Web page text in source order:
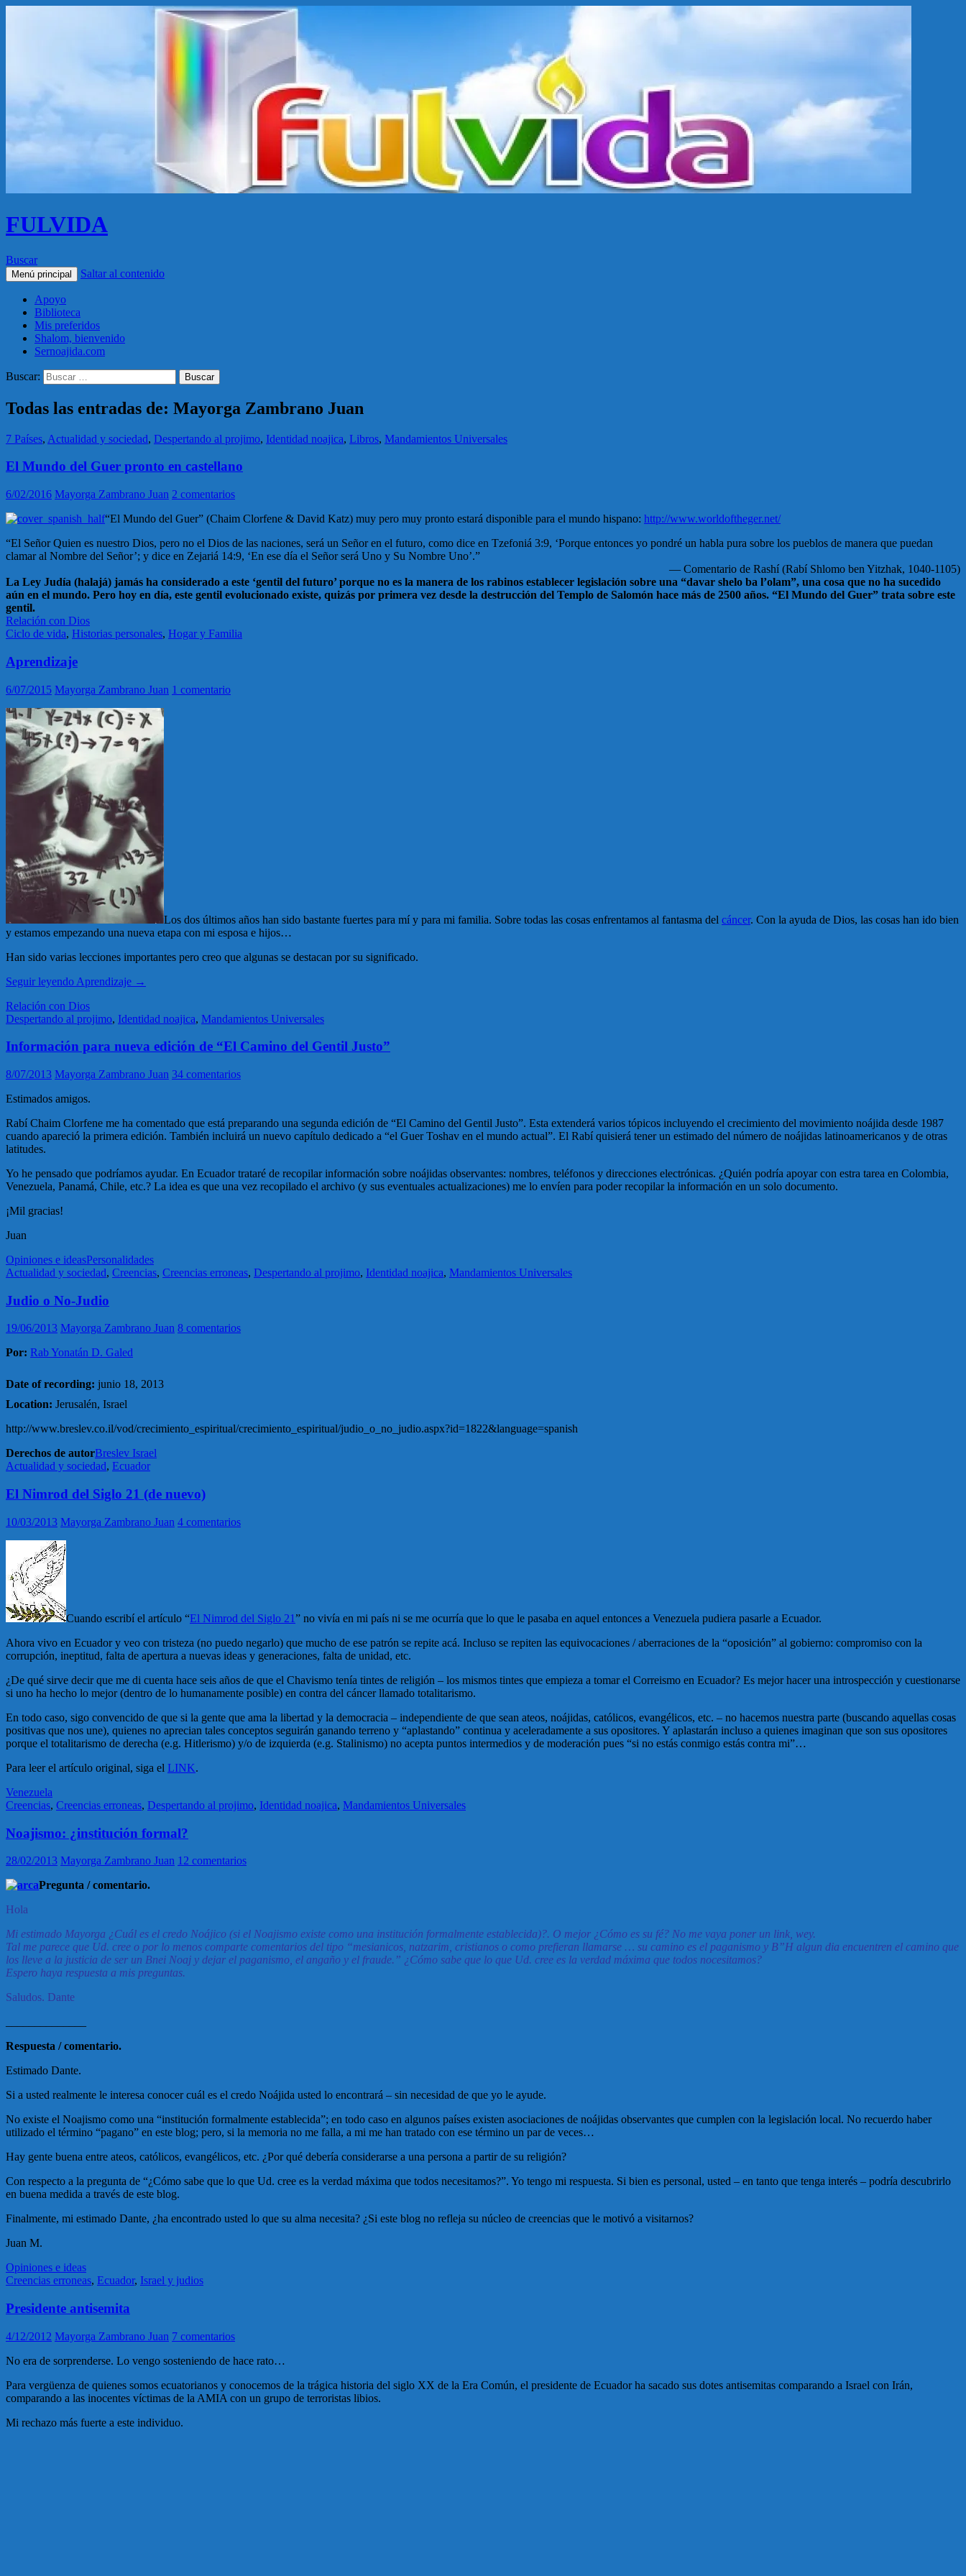
FULVIDA
Buscar
Menú principal Saltar al contenido
Apoyo
Biblioteca
Mis preferidos
Shalom, bienvenido
Sernoajida.com
Buscar:
Todas las entradas de: Mayorga Zambrano Juan
7 Países, Actualidad y sociedad, Despertando al projimo, Identidad noajica, Libros, Mandamientos Universales
El Mundo del Guer pronto en castellano
6/02/2016 Mayorga Zambrano Juan 2 comentarios
“El Mundo del Guer” (Chaim Clorfene & David Katz) muy pero muy pronto estará disponible para el mundo hispano: http://www.worldoftheger.net/
“El Señor Quien es nuestro Dios, pero no el Dios de las naciones, será un Señor en el futuro, como dice en Tzefoniá 3:9, ‘Porque entonces yo pondré un habla pura sobre los pueblos de manera que puedan
clamar al Nombre del Señor’; y dice en Zejariá 14:9, ‘En ese día el Señor será Uno y Su Nombre Uno’.”
— Comentario de Rashí (Rabí Shlomo ben Yitzhak, 1040-1105)
La Ley Judía (halajá) jamás ha considerado a este ‘gentil del futuro’ porque no es la manera de los rabinos establecer legislación sobre una “davar shelo ba l’olam”, una cosa que no ha sucedido
aún en el mundo. Pero hoy en día, este gentil evolucionado existe, quizás por primera vez desde la destrucción del Templo de Salomón hace más de 2500 años. “El Mundo del Guer” trata sobre este
gentil.
Relación con Dios
Ciclo de vida, Historias personales, Hogar y Familia
Aprendizaje
6/07/2015 Mayorga Zambrano Juan 1 comentario
Los dos últimos años han sido bastante fuertes para mí y para mi familia. Sobre todas las cosas enfrentamos al fantasma del cáncer. Con la ayuda de Dios, las cosas han ido bien
y estamos empezando una nueva etapa con mi esposa e hijos…
Han sido varias lecciones importantes pero creo que algunas se destacan por su significado.
Seguir leyendo Aprendizaje →
Relación con Dios
Despertando al projimo, Identidad noajica, Mandamientos Universales
Información para nueva edición de “El Camino del Gentil Justo”
8/07/2013 Mayorga Zambrano Juan 34 comentarios
Estimados amigos.
Rabí Chaim Clorfene me ha comentado que está preparando una segunda edición de “El Camino del Gentil Justo”. Esta extenderá varios tópicos incluyendo el crecimiento del movimiento noájida desde 1987
cuando apareció la primera edición. También incluirá un nuevo capítulo dedicado a “el Guer Toshav en el mundo actual”. El Rabí quisierá tener un estimado del número de noájidas latinoamericanos y de otras
latitudes.
Yo he pensado que podríamos ayudar. En Ecuador trataré de recopilar información sobre noájidas observantes: nombres, teléfonos y direcciones electrónicas. ¿Quién podría apoyar con estra tarea en Colombia,
Venezuela, Panamá, Chile, etc.? La idea es que una vez recopilado el archivo (y sus eventuales actualizaciones) me lo envíen para poder recopilar la información en un solo documento.
¡Mil gracias!
Juan
Opiniones e ideasPersonalidades
Actualidad y sociedad, Creencias, Creencias erroneas, Despertando al projimo, Identidad noajica, Mandamientos Universales
Judio o No-Judio
19/06/2013 Mayorga Zambrano Juan 8 comentarios
Por: Rab Yonatán D. Galed
Date of recording: junio 18, 2013
Location: Jerusalén, Israel
http://www.breslev.co.il/vod/crecimiento_espiritual/crecimiento_espiritual/judio_o_no_judio.aspx?id=1822&language=spanish
Derechos de autorBreslev Israel
Actualidad y sociedad, Ecuador
El Nimrod del Siglo 21 (de nuevo)
10/03/2013 Mayorga Zambrano Juan 4 comentarios
Cuando escribí el artículo “El Nimrod del Siglo 21” no vivía en mi país ni se me ocurría que lo que le pasaba en aquel entonces a Venezuela pudiera pasarle a Ecuador.
Ahora vivo en Ecuador y veo con tristeza (no puedo negarlo) que mucho de ese patrón se repite acá. Incluso se repiten las equivocaciones / aberraciones de la “oposición” al gobierno: compromiso con la
corrupción, ineptitud, falta de apertura a nuevas ideas y generaciones, falta de unidad, etc.
¿De qué sirve decir que me di cuenta hace seis años de que el Chavismo tenía tintes de religión – los mismos tintes que empieza a tomar el Correismo en Ecuador? Es mejor hacer una introspección y cuestionarse
si uno ha hecho lo mejor (dentro de lo humanamente posible) en contra del cáncer llamado totalitarismo.
En todo caso, sigo convencido de que si la gente que ama la libertad y la democracia – independiente de que sean ateos, noájidas, católicos, evangélicos, etc. – no hacemos nuestra parte (buscando aquellas cosas
positivas que nos une), quienes no aprecian tales conceptos seguirán ganando terreno y “aplastando” continua y aceleradamente a sus opositores. Y aplastarán incluso a quienes imaginan que son sus opositores
porque el totalitarismo de derecha (e.g. Hitlerismo) y/o de izquierda (e.g. Stalinismo) no acepta puntos intermedios y de moderación pues “si no estás conmigo estás contra mi”…
Para leer el artículo original, siga el LINK.
Venezuela
Creencias, Creencias erroneas, Despertando al projimo, Identidad noajica, Mandamientos Universales
Noajismo: ¿institución formal?
28/02/2013 Mayorga Zambrano Juan 12 comentarios
Pregunta / comentario.
Hola
Mi estimado Mayorga ¿Cuál es el credo Noájico (si el Noajismo existe como una institución formalmente establecida)?. O mejor ¿Cómo es su fé? No me vaya poner un link, wey.
Tal me parece que Ud. cree o por lo menos comparte comentarios del tipo “mesianicos, natzarim, cristianos o como prefieran llamarse … su camino es el paganismo y B”H algun dia encuentren el camino que
los lleve a la justicia de ser un Bnei Noaj y dejar el paganismo, el angaño y el fraude.” ¿Cómo sabe que lo que Ud. cree es la verdad máxima que todos nocesitamos?
Espero haya respuesta a mis preguntas.
Saludos. Dante
Respuesta / comentario.
Estimado Dante.
Si a usted realmente le interesa conocer cuál es el credo Noájida usted lo encontrará – sin necesidad de que yo le ayude.
No existe el Noajismo como una “institución formalmente establecida”; en todo caso en algunos países existen asociaciones de noájidas observantes que cumplen con la legislación local. No recuerdo haber
utilizado el término “pagano” en este blog; pero, si la memoria no me falla, a mi me han tratado con ese término un par de veces…
Hay gente buena entre ateos, católicos, evangélicos, etc. ¿Por qué debería considerarse a una persona a partir de su religión?
Con respecto a la pregunta de “¿Cómo sabe que lo que Ud. cree es la verdad máxima que todos necesitamos?”. Yo tengo mi respuesta. Si bien es personal, usted – en tanto que tenga interés – podría descubrirlo
en buena medida a través de este blog.
Finalmente, mi estimado Dante, ¿ha encontrado usted lo que su alma necesita? ¿Si este blog no refleja su núcleo de creencias que le motivó a visitarnos?
Juan M.
Opiniones e ideas
Creencias erroneas, Ecuador, Israel y judios
Presidente antisemita
4/12/2012 Mayorga Zambrano Juan 7 comentarios
No era de sorprenderse. Lo vengo sosteniendo de hace rato…
Para vergüenza de quienes somos ecuatorianos y conocemos de la trágica historia del siglo XX de la Era Común, el presidente de Ecuador ha sacado sus dotes antisemitas comparando a Israel con Irán,
comparando a las inocentes víctimas de la AMIA con un grupo de terroristas libios.
Mi rechazo más fuerte a este individuo.